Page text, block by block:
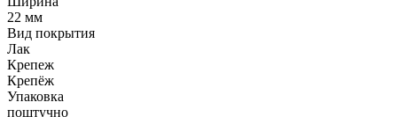
22 мм
Вид покрытия
Лак
Крепеж
Крепёж
Упаковка
поштучно